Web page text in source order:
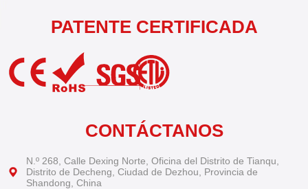
PATENTE CERTIFICADA
CONTÁCTANOS
N.º 268, Calle Dexing Norte, Oficina del Distrito de Tianqu,
Distrito de Decheng, Ciudad de Dezhou, Provincia de
Shandong, China